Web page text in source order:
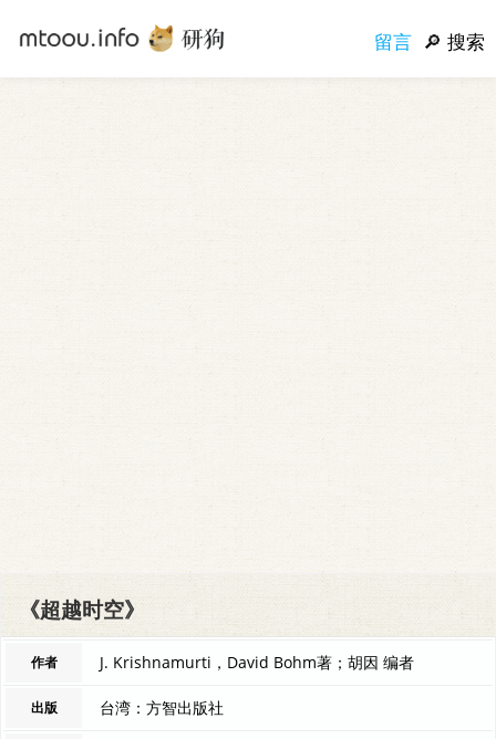
留言 搜索
《超越时空》
作者 J. Krishnamurti，David Bohm著；胡因 编者
出版 台湾：方智出版社